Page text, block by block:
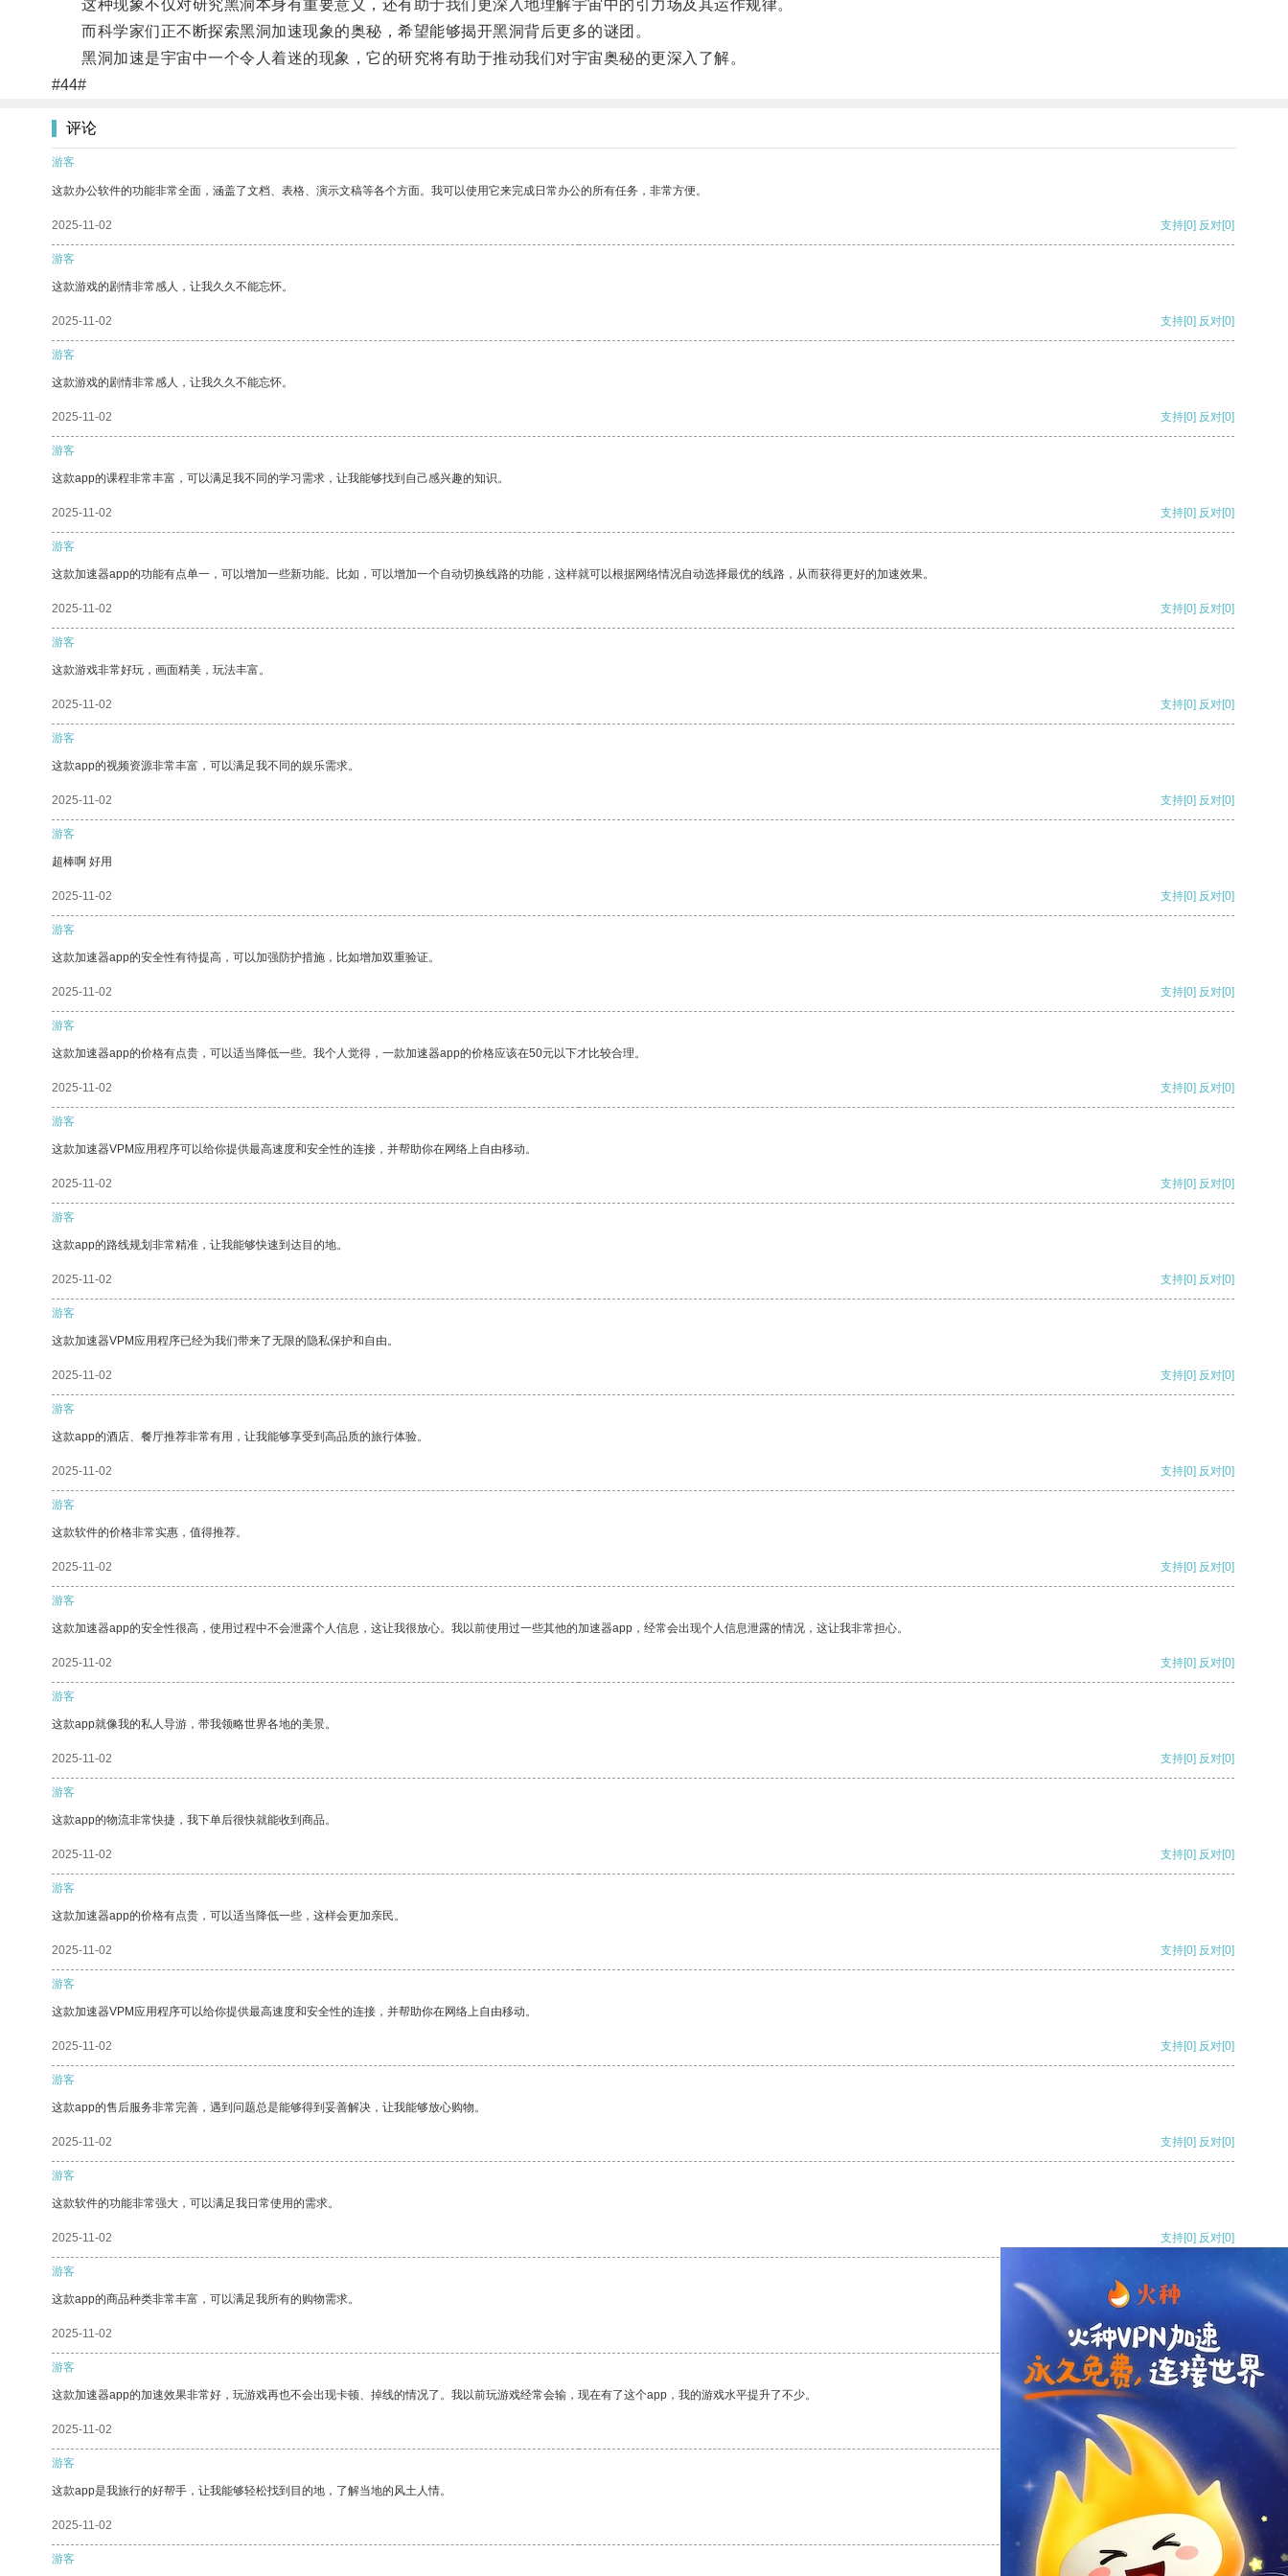
这种现象不仅对研究黑洞本身有重要意义，还有助于我们更深入地理解宇宙中的引力场及其运作规律。
而科学家们正不断探索黑洞加速现象的奥秘，希望能够揭开黑洞背后更多的谜团。
黑洞加速是宇宙中一个令人着迷的现象，它的研究将有助于推动我们对宇宙奥秘的更深入了解。
#44#
评论
游客
这款办公软件的功能非常全面，涵盖了文档、表格、演示文稿等各个方面。我可以使用它来完成日常办公的所有任务，非常方便。
2025-11-02 支持[0] 反对[0]
游客
这款游戏的剧情非常感人，让我久久不能忘怀。
2025-11-02 支持[0] 反对[0]
游客
这款游戏的剧情非常感人，让我久久不能忘怀。
2025-11-02 支持[0] 反对[0]
游客
这款app的课程非常丰富，可以满足我不同的学习需求，让我能够找到自己感兴趣的知识。
2025-11-02 支持[0] 反对[0]
游客
这款加速器app的功能有点单一，可以增加一些新功能。比如，可以增加一个自动切换线路的功能，这样就可以根据网络情况自动选择最优的线路，从而获得更好的加速效果。
2025-11-02 支持[0] 反对[0]
游客
这款游戏非常好玩，画面精美，玩法丰富。
2025-11-02 支持[0] 反对[0]
游客
这款app的视频资源非常丰富，可以满足我不同的娱乐需求。
2025-11-02 支持[0] 反对[0]
游客
超棒啊 好用
2025-11-02 支持[0] 反对[0]
游客
这款加速器app的安全性有待提高，可以加强防护措施，比如增加双重验证。
2025-11-02 支持[0] 反对[0]
游客
这款加速器app的价格有点贵，可以适当降低一些。我个人觉得，一款加速器app的价格应该在50元以下才比较合理。
2025-11-02 支持[0] 反对[0]
游客
这款加速器VPM应用程序可以给你提供最高速度和安全性的连接，并帮助你在网络上自由移动。
2025-11-02 支持[0] 反对[0]
游客
这款app的路线规划非常精准，让我能够快速到达目的地。
2025-11-02 支持[0] 反对[0]
游客
这款加速器VPM应用程序已经为我们带来了无限的隐私保护和自由。
2025-11-02 支持[0] 反对[0]
游客
这款app的酒店、餐厅推荐非常有用，让我能够享受到高品质的旅行体验。
2025-11-02 支持[0] 反对[0]
游客
这款软件的价格非常实惠，值得推荐。
2025-11-02 支持[0] 反对[0]
游客
这款加速器app的安全性很高，使用过程中不会泄露个人信息，这让我很放心。我以前使用过一些其他的加速器app，经常会出现个人信息泄露的情况，这让我非常担心。
2025-11-02 支持[0] 反对[0]
游客
这款app就像我的私人导游，带我领略世界各地的美景。
2025-11-02 支持[0] 反对[0]
游客
这款app的物流非常快捷，我下单后很快就能收到商品。
2025-11-02 支持[0] 反对[0]
游客
这款加速器app的价格有点贵，可以适当降低一些，这样会更加亲民。
2025-11-02 支持[0] 反对[0]
游客
这款加速器VPM应用程序可以给你提供最高速度和安全性的连接，并帮助你在网络上自由移动。
2025-11-02 支持[0] 反对[0]
游客
这款app的售后服务非常完善，遇到问题总是能够得到妥善解决，让我能够放心购物。
2025-11-02 支持[0] 反对[0]
游客
这款软件的功能非常强大，可以满足我日常使用的需求。
2025-11-02 支持[0] 反对[0]
游客
这款app的商品种类非常丰富，可以满足我所有的购物需求。
2025-11-02 支持[0] 反对
游客
这款加速器app的加速效果非常好，玩游戏再也不会出现卡顿、掉线的情况了。我以前玩游戏经常会输，现在有了这个app，我的游戏水平提升了不少。
2025-11-02 支持
游客
这款app是我旅行的好帮手，让我能够轻松找到目的地，了解当地的风土人情。
2025-11-02 反对 [0]
游客